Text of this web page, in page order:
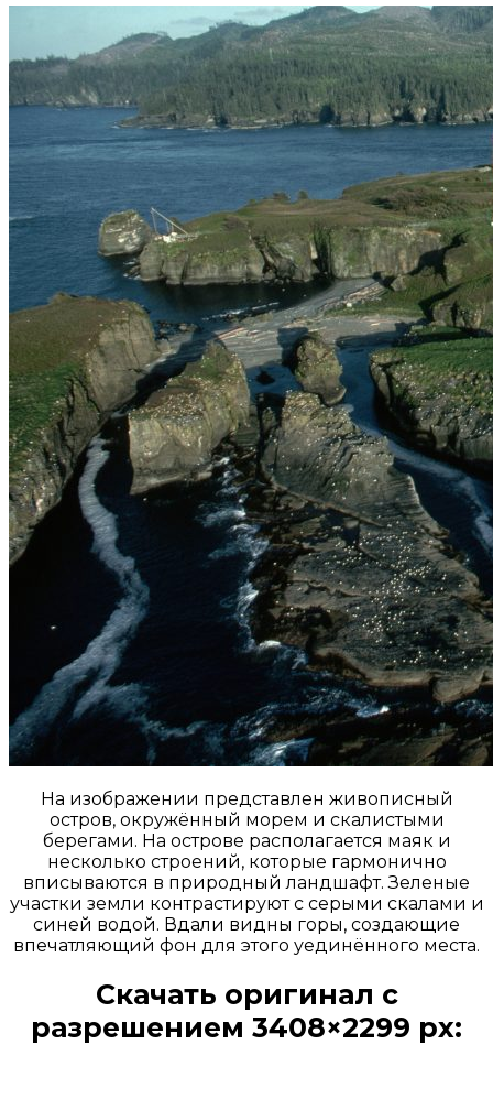
На изображении представлен живописный
остров, окружённый морем и скалистыми
берегами. На острове располагается маяк и
несколько строений, которые гармонично
вписываются в природный ландшафт. Зеленые
участки земли контрастируют с серыми скалами и
синей водой. Вдали видны горы, создающие
впечатляющий фон для этого уединённого места.
Скачать оригинал с
разрешением 3408×2299 px: